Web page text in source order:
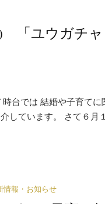
「ユウガチ
台では 結婚や子育てに
しています。 さて６月
情報・お知らせ